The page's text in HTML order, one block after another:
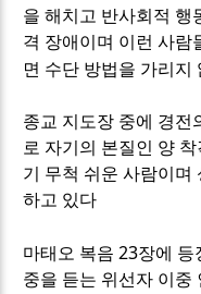
을 해치고 반사회적 행
격 장애이며 이런 사람
면 수단 방법을 가리지
종교 지도장 중에 경전
로 자기의 본질인 양
기 무척 쉬운 사람이며
하고 있다
마태오 복음 23장에 등
중을 듣는 위선자 이중